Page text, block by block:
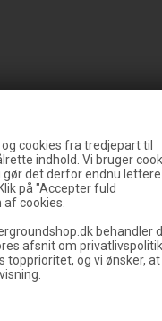
cookies fra tredjepart til
indhold. Vi bruger
gør det derfor endnu
på "Accepter fuld
cookies.
behandler
afsnit om
topprioritet, og vi ønsker,